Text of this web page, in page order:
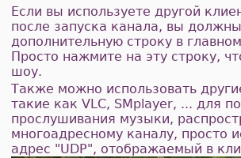
Если вы используете другой
после запуска канала, вы
дополнительную строку в
Просто нажмите на эту строку,
шоу.
Также можно использовать
такие как VLC, SMplayer, ... для
прослушивания музыки,
многоадресному каналу, просто
адрес "UDP", отображаемый в